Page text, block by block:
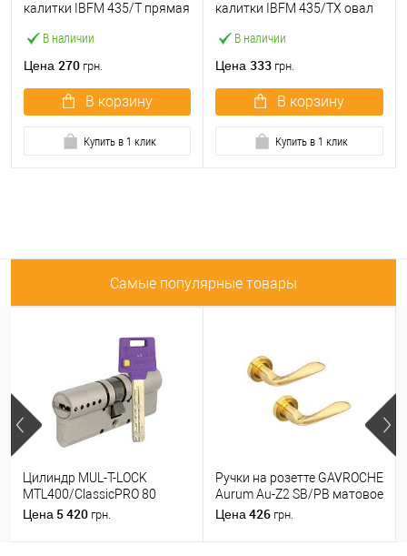
В наличии
калитки IBFM 435/T прямая
Цена 270 грн.
В корзину
Купить в 1 клик
В наличии
калитки IBFM 435/TX овал
Цена 333 грн.
В корзину
Купить в 1 клик
Самые популярные товары
Цилиндр MUL-T-LOCK
MTL400/ClassicPRO 80
(35*45) никель сатин
Цена 5 420 грн.
Ручки на розетте GAVROCHE
Aurum Au-Z2 SB/PB матовое
золото/золото
Цена 426 грн.